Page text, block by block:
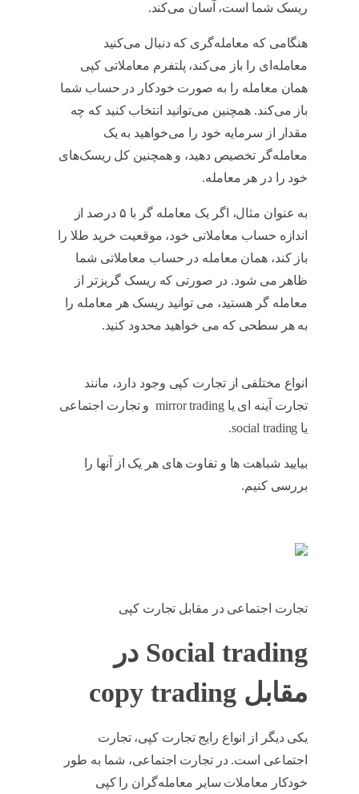
ریسک شما است، آسان می‌کند.
هنگامی که معامله‌گری که دنبال می‌کنید
معامله‌ای را باز می‌کند، پلتفرم معاملاتی کپی
همان معامله را به صورت خودکار در حساب شما
باز می‌کند. همچنین می‌توانید انتخاب کنید که چه
مقدار از سرمایه خود را می‌خواهید به یک
معامله‌گر تخصیص دهید، و همچنین کل ریسک‌های
خود را در هر معامله.
به عنوان مثال، اگر یک معامله گر با ۵ درصد از
اندازه حساب معاملاتی خود، موقعیت خرید طلا را
باز کند، همان معامله در حساب معاملاتی شما
ظاهر می شود. در صورتی که ریسک گریزتر از
معامله گر هستید، می توانید ریسک هر معامله را
به هر سطحی که می خواهید محدود کنید.
انواع مختلفی از تجارت کپی وجود دارد، مانند
تجارت آینه ای یا mirror trading و تجارت اجتماعی
یا social trading.
بیایید شباهت ها و تفاوت های هر یک از آنها را
بررسی کنیم.
تجارت اجتماعی در مقابل تجارت کپی
Social trading در
مقابل copy trading
یکی دیگر از انواع رایج تجارت کپی، تجارت
اجتماعی است. در تجارت اجتماعی، شما به طور
خودکار معاملات سایر معامله‌گران را کپی